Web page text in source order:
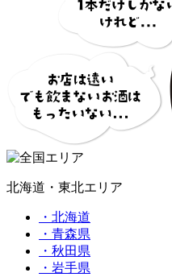
北海道・東北エリア
・北海道
・青森県
・秋田県
・岩手県